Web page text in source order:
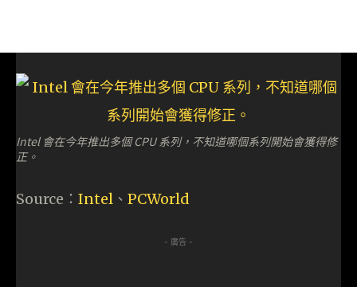
Intel 會在今年推出多個 CPU 系列，不知道哪個系列開始會獲得修
正。
Source： Intel 、 PCWorld
- 廣告 -